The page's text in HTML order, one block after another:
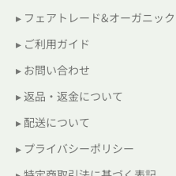
▸ フェアトレード&オーガニッ
▸ ご利用ガイド
▸ お問い合わせ
▸ 返品・返金について
▸ 配送について
▸ プライバシーポリシー